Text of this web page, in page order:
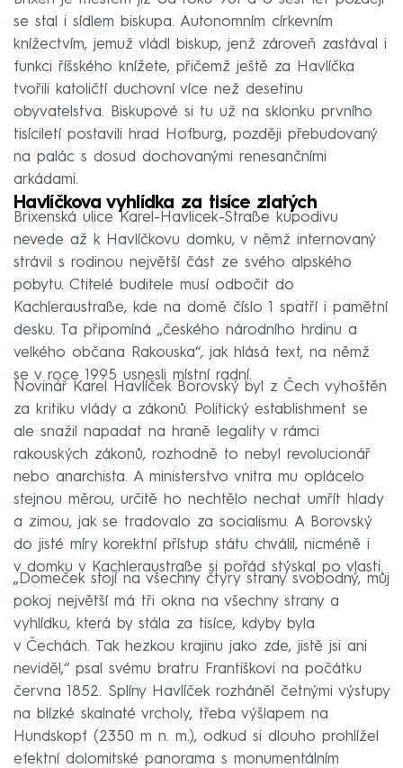
se stal i sídlem biskupa. Autonomním církevním
knížectvím, jemuž vládl biskup, jenž zároveň zastával i
funkci říšského knížete, přičemž ještě za Havlíčka
tvořili katoličtí duchovní více než desetinu
obyvatelstva. Biskupové si tu už na sklonku prvního
tisíciletí postavili hrad Hofburg, později přebudovaný
na palác s dosud dochovanými renesančními
arkádami.
Havlíčkova vyhlídka za tisíce zlatých
Brixenská ulice Karel-Havlicek-Straße kupodivu
nevede až k Havlíčkovu domku, v němž internovaný
strávil s rodinou největší část ze svého alpského
pobytu. Ctitelé buditele musí odbočit do
Kachleraustraße, kde na domě číslo 1 spatří i pamětní
desku. Ta připomíná „českého národního hrdinu a
velkého občana Rakouska“, jak hlásá text, na němž
se v roce 1995 usnesli místní radní.
Novinář Karel Havlíček Borovský byl z Čech vyhoštěn
za kritiku vlády a zákonů. Politický establishment se
ale snažil napadat na hraně legality v rámci
rakouských zákonů, rozhodně to nebyl revolucionář
nebo anarchista. A ministerstvo vnitra mu oplácelo
stejnou měrou, určitě ho nechtělo nechat umřít hlady
a zimou, jak se tradovalo za socialismu. A Borovský
do jisté míry korektní přístup státu chválil, nicméně i
v domku v Kachleraustraße si pořád stýskal po vlasti.
„Domeček stojí na všechny čtyry strany svobodný, můj
pokoj největší má tři okna na všechny strany a
vyhlídku, která by stála za tisíce, kdyby byla
v Čechách. Tak hezkou krajinu jako zde, jistě jsi ani
neviděl,“ psal svému bratru Františkovi na počátku
června 1852. Splíny Havlíček rozháněl četnými výstupy
na blízké skalnaté vrcholy, třeba výšlapem na
Hundskopf (2350 m n. m.), odkud si dlouho prohlížel
efektní dolomitské panorama s monumentálním